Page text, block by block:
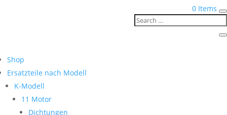
0 Items
Shop
Ersatzteile nach Modell
K-Modell
11 Motor
Dichtungen